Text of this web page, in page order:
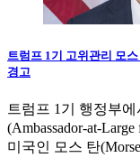
트럼프 1기 고위관리 모
경고
트럼프 1기 행정부
(Ambassador-at-
미국인 모스 탄